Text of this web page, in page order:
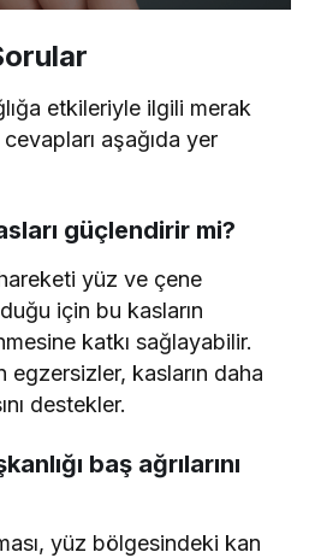
etkileriyle ilgili merak
aşağıda yer
güçlendirir mi?
yüz ve çene
için bu kasların
katkı sağlayabilir.
egzersizler, kasların daha
destekler.
baş ağrılarını
yüz bölgesindeki kan